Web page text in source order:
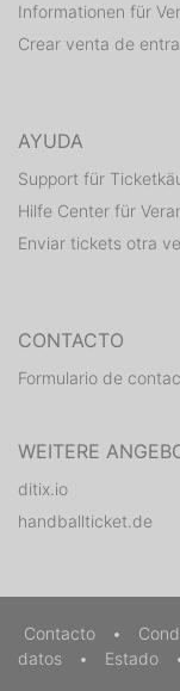
Informationen für
Crear venta de
AYUDA
Support für
Hilfe Center für
Enviar tickets otra
CONTACTO
Formulario de
WEITERE
ditix.io
handballticket.de
Contacto •
datos
• Estado